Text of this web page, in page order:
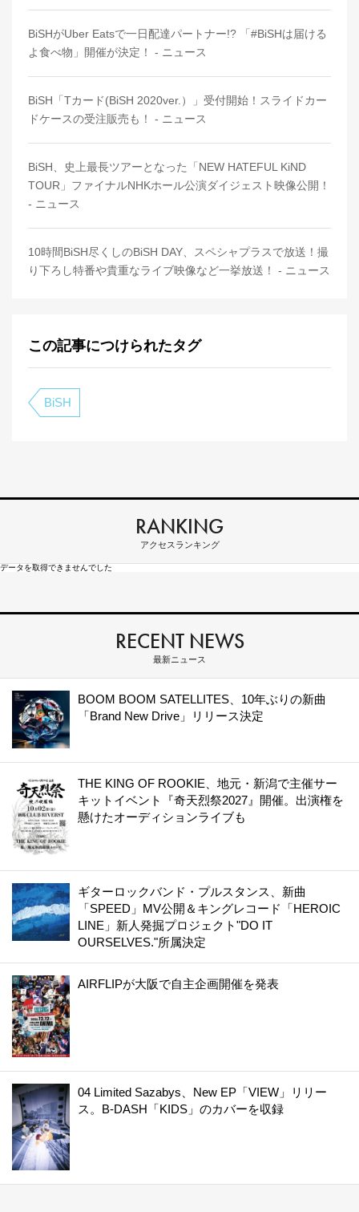
BiSHがUber Eatsで一日配達パートナー!? 「#BiSHは届ける
よ食べ物」開催が決定！ - ニュース
BiSH「Tカード(BiSH 2020ver.）」受付開始！スライドカー
ドケースの受注販売も！ - ニュース
BiSH、史上最長ツアーとなった「NEW HATEFUL KiND
TOUR」ファイナルNHKホール公演ダイジェスト映像公開！
- ニュース
10時間BiSH尽くしのBiSH DAY、スペシャプラスで放送！撮
り下ろし特番や貴重なライブ映像など一挙放送！ - ニュース
この記事につけられたタグ
BiSH
RANKING
アクセスランキング
データを取得できませんでした
RECENT NEWS
最新ニュース
BOOM BOOM SATELLITES、10年ぶりの新曲
「Brand New Drive」リリース決定
THE KING OF ROOKIE、地元・新潟で主催サー
キットイベント『奇天烈祭2027』開催。出演権を
懸けたオーディションライブも
ギターロックバンド・プルスタンス、新曲
「SPEED」MV公開＆キングレコード「HEROIC
LINE」新人発掘プロジェクト"DO IT
OURSELVES."所属決定
AIRFLIPが大阪で自主企画開催を発表
04 Limited Sazabys、New EP「VIEW」リリー
ス。B-DASH「KIDS」のカバーを収録